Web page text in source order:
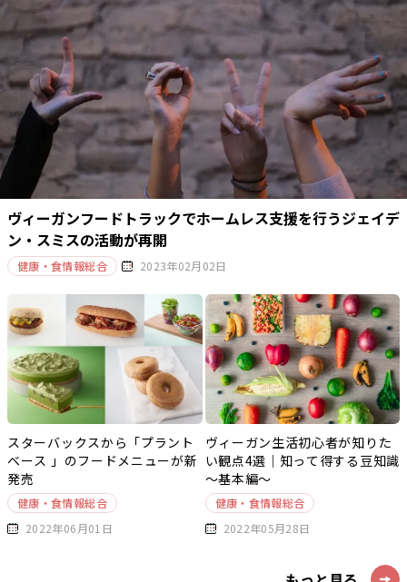
ヴィーガンフードトラックでホームレス支援を行うジェイデ
ン・スミスの活動が再開
健康・食情報総合 2023年02月02日
スターバックスから「プラント
ベース 」のフードメニューが新
発売
健康・食情報総合
2022年06月01日
ヴィーガン生活初心者が知りた
い観点4選｜知って得する豆知識
～基本編～
健康・食情報総合
2022年05月28日